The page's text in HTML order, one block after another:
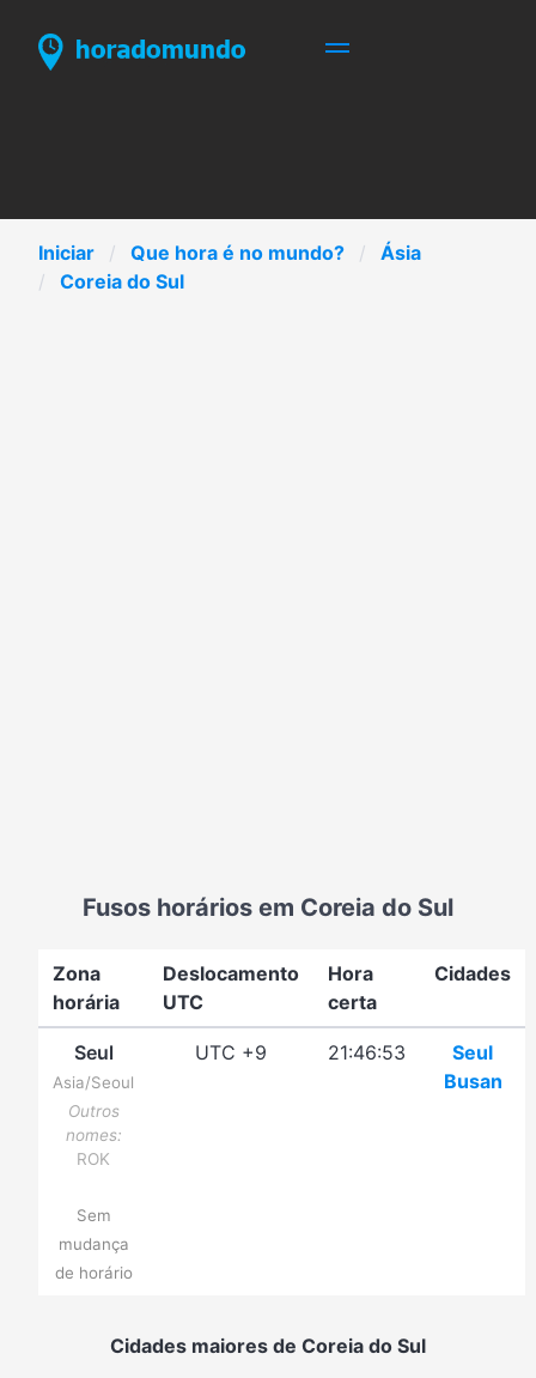
Iniciar Que hora é no mundo?
Ásia
Coreia do Sul
Fusos horários em Coreia do Sul
Zona
horária
Deslocamento
UTC
Hora
certa
Cidades
Seul
Asia/Seoul
Outros
nomes:
ROK
Sem
mudança
de horário
UTC +9 21:46:53
Seul
Busan
Cidades maiores de Coreia do Sul